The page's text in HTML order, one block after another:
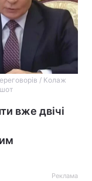
/ Колаж
вже двічі
Реклама